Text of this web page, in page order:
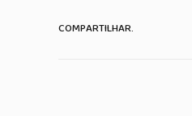
COMPARTILHAR.